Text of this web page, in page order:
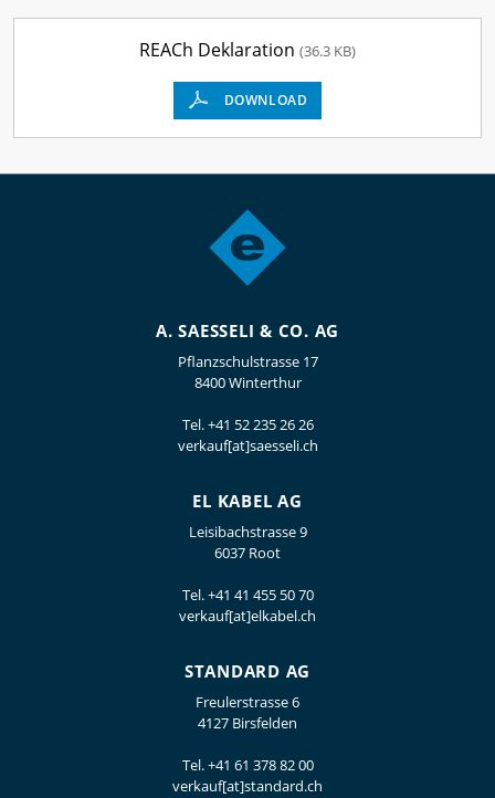
REACh Deklaration (36.3 KB)
DOWNLOAD
A. SAESSELI & CO. AG
Pflanzschulstrasse 17
8400 Winterthur
Tel.+41 52 235 26 26
verkauf[at]saesseli.ch
EL KABEL AG
Leisibachstrasse 9
6037 Root
Tel.+41 41 455 50 70
verkauf[at]elkabel.ch
STANDARD AG
Freulerstrasse 6
4127 Birsfelden
Tel.+41 61 378 82 00
verkauf[at]standard.ch